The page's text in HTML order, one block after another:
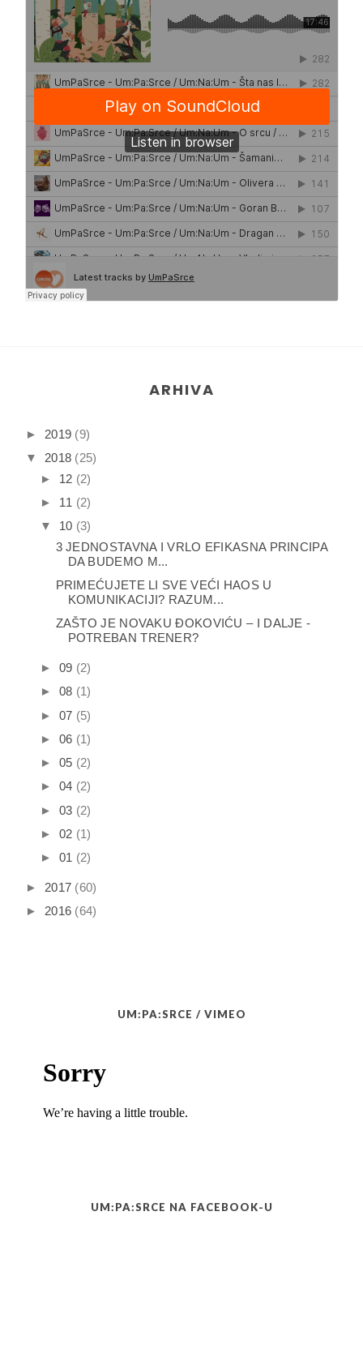
ARHIVA
► 2019 (9)
▼
2018 (25)
► 12 (2)
► 11 (2)
▼
10 (3)
3 JEDNOSTAVNA I VRLO EFIKASNA PRINCIPA
DA BUDEMO M...
PRIMEĆUJETE LI SVE VEĆI HAOS U
KOMUNIKACIJI? RAZUM...
ZAŠTO JE NOVAKU ĐOKOVIĆU – I DALJE -
POTREBAN TRENER?
► 09 (2)
► 08 (1)
► 07 (5)
► 06 (1)
► 05 (2)
► 04 (2)
► 03 (2)
► 02 (1)
► 01 (2)
► 2017 (60)
► 2016 (64)
UM:PA:SRCE / VIMEO
UM:PA:SRCE NA FACEBOOK-U